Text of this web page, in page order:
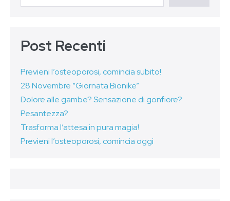
Post Recenti
Previeni l’osteoporosi, comincia subito!
28 Novembre “Giornata Bionike”
Dolore alle gambe? Sensazione di gonfiore?
Pesantezza?
Trasforma l’attesa in pura magia!
Previeni l’osteoporosi, comincia oggi